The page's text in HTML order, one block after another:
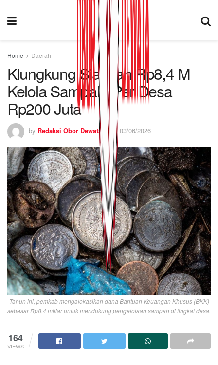
Home Daerah
Klungkung Siapkan Rp8,4 M
Kelola Sampah, Per Desa
Rp200 Juta
by Redaksi Obor Dewata 03/06/2026
Tahun ini, pemkab mengalokasikan dana Bantuan Keuangan Khusus (BKK)
sebesar Rp8,4 miliar untuk mendukung pengelolaan sampah di tingkat desa.
164
VIEWS